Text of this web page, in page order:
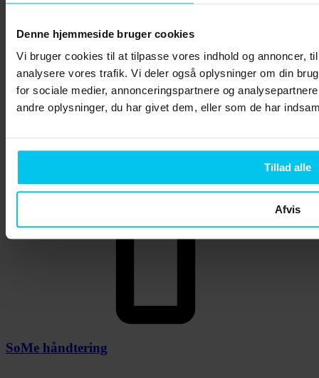
Denne hjemmeside bruger cookies
Vi bruger cookies til at tilpasse vores indhold og annoncer,
analysere vores trafik. Vi deler også oplysninger om din
for sociale medier, annonceringspartnere og
andre oplysninger, du har givet dem, eller som de har
Tillad alle
Afvis
SoMe håndtering